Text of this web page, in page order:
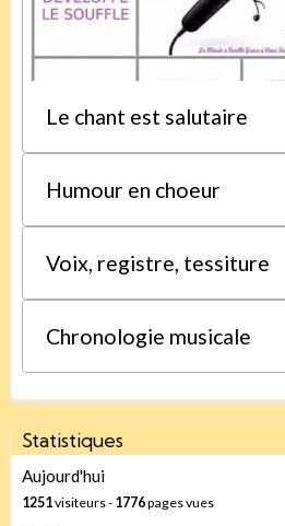
Le chant est salutaire
Humour en choeur
Voix, registre, tessiture
Chronologie musicale
Statistiques
Aujourd'hui
1251visiteurs - 1776pages vues